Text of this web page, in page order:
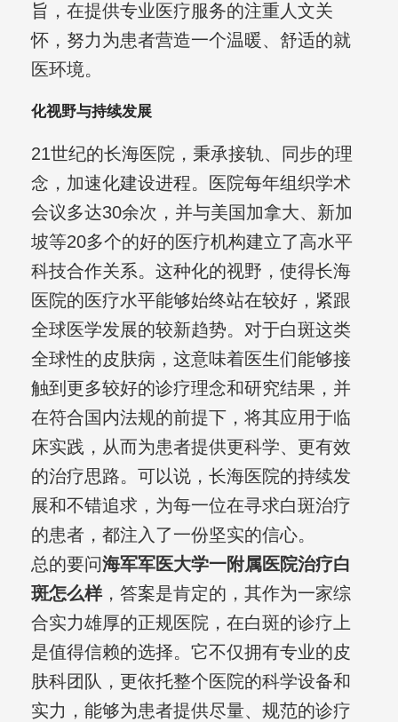
旨，在提供专业医疗服务的注重人文关
怀，努力为患者营造一个温暖、舒适的就
医环境。
化视野与持续发展
21世纪的长海医院，秉承接轨、同步的理
念，加速化建设进程。医院每年组织学术
会议多达30余次，并与美国加拿大、新加
坡等20多个的好的医疗机构建立了高水平
科技合作关系。这种化的视野，使得长海
医院的医疗水平能够始终站在较好，紧跟
全球医学发展的较新趋势。对于白斑这类
全球性的皮肤病，这意味着医生们能够接
触到更多较好的诊疗理念和研究结果，并
在符合国内法规的前提下，将其应用于临
床实践，从而为患者提供更科学、更有效
的治疗思路。可以说，长海医院的持续发
展和不错追求，为每一位在寻求白斑治疗
的患者，都注入了一份坚实的信心。
总的要问海军军医大学一附属医院治疗白
斑怎么样，答案是肯定的，其作为一家综
合实力雄厚的正规医院，在白斑的诊疗上
是值得信赖的选择。它不仅拥有专业的皮
肤科团队，更依托整个医院的科学设备和
实力，能够为患者提供尽量、规范的诊疗